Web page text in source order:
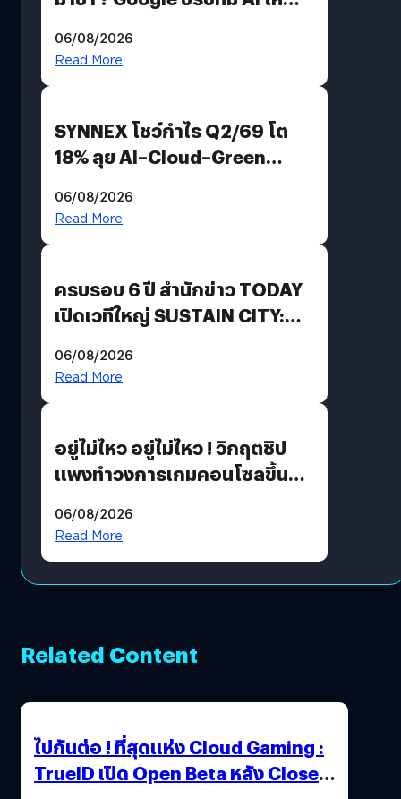
AGI
06/08/2026
Read More
SYNNEX โชว์กำไร Q2/69 โต
18% ลุย AI–Cloud–Green
Revenue เร่งเครื่อง New
06/08/2026
Read More
ครบรอบ 6 ปี สำนักข่าว TODAY
เปิดเวทีใหญ่ SUSTAIN CITY:
แนวทางปรับตัวสู่เศรษฐกิจสี
06/08/2026
Read More
อยู่ไม่ไหว อยู่ไม่ไหว ! วิกฤตชิป
แพงทำวงการเกมคอนโซลขึ้น
?
06/08/2026
Read More
Related Content
ไปกันต่อ ! ที่สุดแห่ง Cloud Gaming :
TrueID เปิด Open Beta หลัง Close